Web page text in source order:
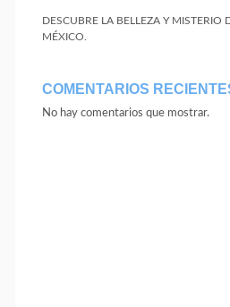
DESCUBRE LA BELLEZA Y MISTERIO
MÉXICO.
COMENTARIOS
No hay comentarios que mostrar.